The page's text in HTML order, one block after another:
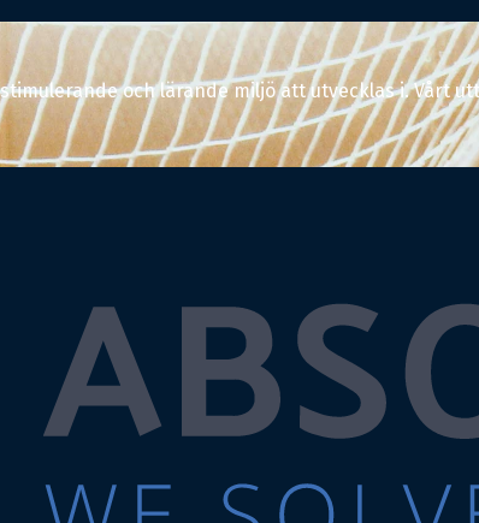
och lärande miljö att utvecklas i. Vårt